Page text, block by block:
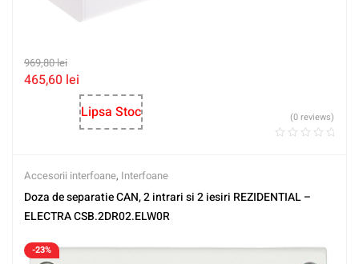
969,80lei
465,60 lei
Lipsa Stoc
(0 reviews)
Accesorii interfoane, Interfoane
Doza de separatie CAN, 2 intrari si 2 iesiri REZIDENTIAL –
ELECTRA CSB.2DR02.ELW0R
-23%